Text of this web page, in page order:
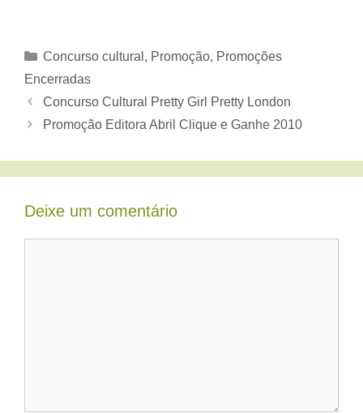
Categorias
Concurso cultural , Promoção, Promoções
Encerradas
Concurso Cultural Pretty Girl Pretty London
Promoção Editora Abril Clique e Ganhe 2010
Deixe um comentário